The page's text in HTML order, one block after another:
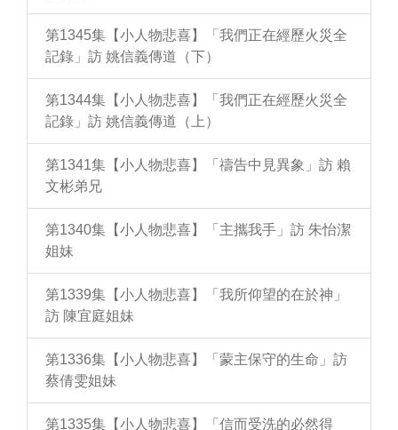
第1345集【小人物悲喜】「我們正在經歷火災全
記錄」訪 姚信義傳道（下）
第1344集【小人物悲喜】「我們正在經歷火災全
記錄」訪 姚信義傳道（上）
第1341集【小人物悲喜】「禱告中見異象」訪 賴
文彬弟兄
第1340集【小人物悲喜】「主攜我手」訪 朱怡潔
姐妹
第1339集【小人物悲喜】「我所仰望的在於神」
訪 陳宜庭姐妹
第1336集【小人物悲喜】「蒙主保守的生命」訪
蔡倩雯姐妹
第1335集【小人物悲喜】「信而受洗的必然得